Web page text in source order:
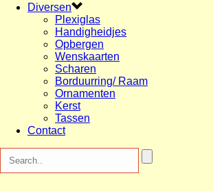
Diversen
Plexiglas
Handigheidjes
Opbergen
Wenskaarten
Scharen
Borduurring/ Raam
Ornamenten
Kerst
Tassen
Contact